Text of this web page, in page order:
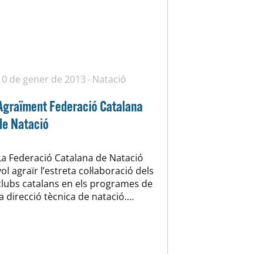
de gener de 2013 Natació
Federació Catalana
Natació
Federació Catalana de Natació
agraïr l’estreta col·laboració dels
catalans en els programes de
direcció tècnica de natació.